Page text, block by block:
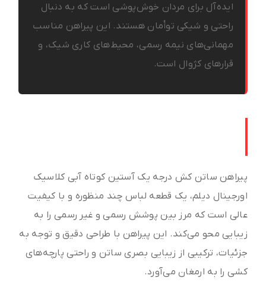
ایده‌آل برای مردان خوش‌پوشی است که به دنبال
راحتی و شیکی توأمان هستند. این پیراهن مناسب
مهمانی‌های نیمه رسمی، محیط‌های کاری شیک، و
قرارهای کژوال است.
پیراهن ساتن کش درجه یک آستین کوتاه آبی کلاسیک
اورجینال دیلم، یک قطعه لباس چند منظوره و با کیفیت
عالی است که مرز بین پوشش رسمی و غیر رسمی را به
زیبایی محو می‌کند. این پیراهن با طراحی دقیق و توجه به
جزئیات، ترکیبی از زیبایی بصری ساتن و راحتی پارچه‌های
کشی را به ارمغان می‌آورد.